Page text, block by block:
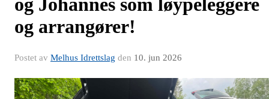
og arrangører!
Postet av Melhus Idrettslag den 10. jun 2026